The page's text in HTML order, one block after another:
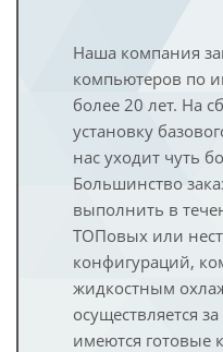
Наша компания
компьютеров по
более 20 лет. На
установку
нас уходит чуть
Большинство
выполнить в
ТОПовых или
конфигураций,
жидкостным
осуществляется
имеются готовые